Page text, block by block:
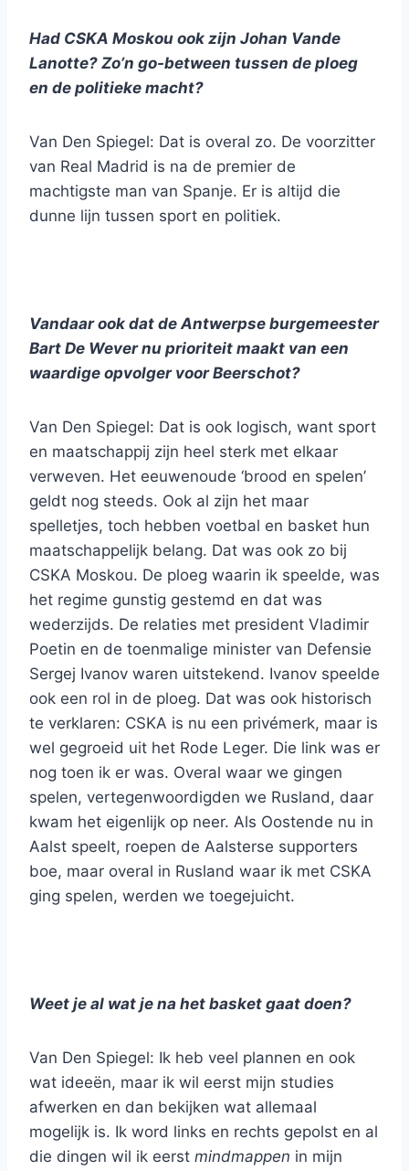
Had CSKA Moskou ook zijn Johan Vande
Lanotte? Zo’n go-between tussen de ploeg
en de politieke macht?
Van Den Spiegel: Dat is overal zo. De voorzitter
van Real Madrid is na de premier de
machtigste man van Spanje. Er is altijd die
dunne lijn tussen sport en politiek.
Vandaar ook dat de Antwerpse burgemeester
Bart De Wever nu prioriteit maakt van een
waardige opvolger voor Beerschot?
Van Den Spiegel: Dat is ook logisch, want sport
en maatschappij zijn heel sterk met elkaar
verweven. Het eeuwenoude ‘brood en spelen’
geldt nog steeds. Ook al zijn het maar
spelletjes, toch hebben voetbal en basket hun
maatschappelijk belang. Dat was ook zo bij
CSKA Moskou. De ploeg waarin ik speelde, was
het regime gunstig gestemd en dat was
wederzijds. De relaties met president Vladimir
Poetin en de toenmalige minister van Defensie
Sergej Ivanov waren uitstekend. Ivanov speelde
ook een rol in de ploeg. Dat was ook historisch
te verklaren: CSKA is nu een privémerk, maar is
wel gegroeid uit het Rode Leger. Die link was er
nog toen ik er was. Overal waar we gingen
spelen, vertegenwoordigden we Rusland, daar
kwam het eigenlijk op neer. Als Oostende nu in
Aalst speelt, roepen de Aalsterse supporters
boe, maar overal in Rusland waar ik met CSKA
ging spelen, werden we toegejuicht.
Weet je al wat je na het basket gaat doen?
Van Den Spiegel: Ik heb veel plannen en ook
wat ideeën, maar ik wil eerst mijn studies
afwerken en dan bekijken wat allemaal
mogelijk is. Ik word links en rechts gepolst en al
die dingen wil ik eerst mindmappen in mijn